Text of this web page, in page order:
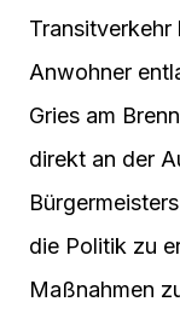
Anwohner
Gries am
direkt an der
die Politik zu
Maßnahmen